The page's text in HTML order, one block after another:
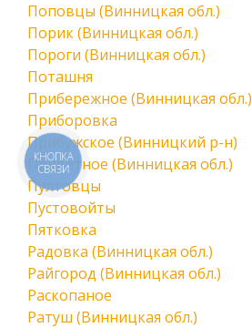
Поповцы (Винницкая обл.)
Порик (Винницкая обл.)
Пороги (Винницкая обл.)
Поташня
Прибережное (Винницкая обл.)
Приборовка
Прибужское (Винницкий р-н)
Приветное (Винницкая обл.)
Пултовцы
Пустовойты
Пятковка
Радовка (Винницкая обл.)
Райгород (Винницкая обл.)
Раскопаное
Ратуш (Винницкая обл.)
КНОПКА
СВЯЗИ